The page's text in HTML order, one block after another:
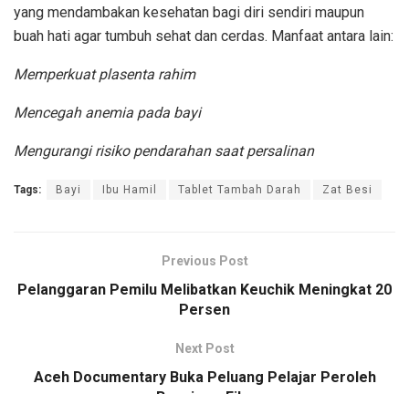
yang mendambakan kesehatan bagi diri sendiri maupun
buah hati agar tumbuh sehat dan cerdas. Manfaat antara lain:
Memperkuat plasenta rahim
Mencegah anemia pada bayi
Mengurangi risiko pendarahan saat persalinan
Tags: Bayi Ibu Hamil Tablet Tambah Darah Zat Besi
Previous Post
Pelanggaran Pemilu Melibatkan Keuchik Meningkat 20
Persen
Next Post
Aceh Documentary Buka Peluang Pelajar Peroleh